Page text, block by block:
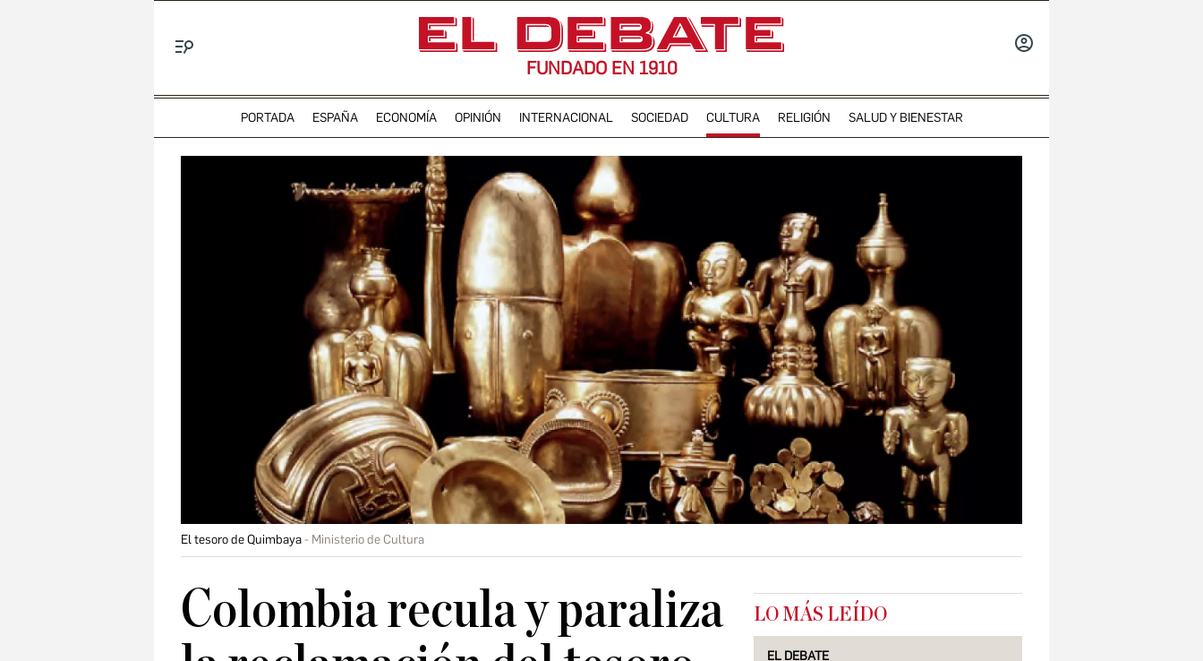
FUNDADO EN 1910
PORTADA ESPAÑA ECONOMÍA OPINIÓN INTERNACIONAL SOCIEDAD CULTURA RELIGIÓN SALUD Y BIENESTAR
El tesoro de Quimbaya Ministerio de Cultura
Colombia recula y paraliza
LO MÁS LEÍDO
EL DEBATE